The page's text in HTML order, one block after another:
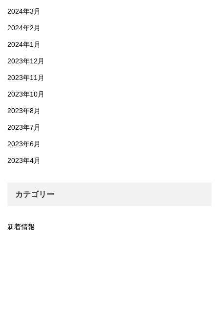
2024年3月
2024年2月
2024年1月
2023年12月
2023年11月
2023年10月
2023年8月
2023年7月
2023年6月
2023年4月
カテゴリー
新着情報